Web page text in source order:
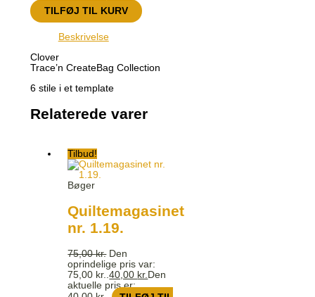
TILFØJ TIL KURV
Beskrivelse
Clover
Trace’n CreateBag Collection
6 stile i et template
Relaterede varer
Tilbud!
Bøger
Quiltemagasinet
nr. 1.19.
75,00kr. Den
oprindelige pris var:
75,00 kr..40,00 kr. Den
aktuelle pris er: